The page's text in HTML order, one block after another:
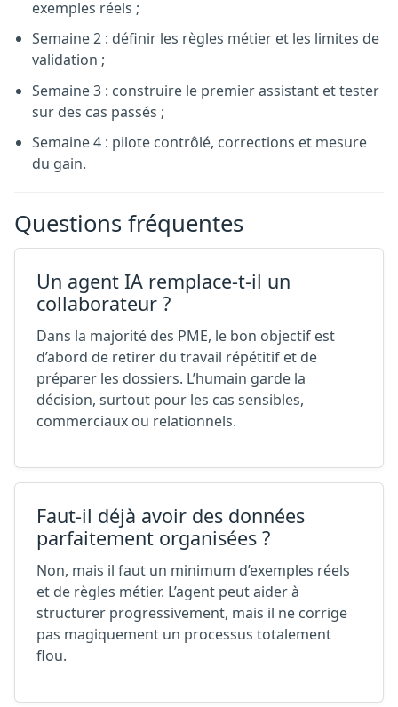
exemples réels ;
Semaine 2 : définir les règles métier et les limites de
validation ;
Semaine 3 : construire le premier assistant et tester
sur des cas passés ;
Semaine 4 : pilote contrôlé, corrections et mesure
du gain.
Questions fréquentes
Un agent IA remplace-t-il un
collaborateur ?
Dans la majorité des PME, le bon objectif est
d’abord de retirer du travail répétitif et de
préparer les dossiers. L’humain garde la
décision, surtout pour les cas sensibles,
commerciaux ou relationnels.
Faut-il déjà avoir des données
parfaitement organisées ?
Non, mais il faut un minimum d’exemples réels
et de règles métier. L’agent peut aider à
structurer progressivement, mais il ne corrige
pas magiquement un processus totalement
flou.